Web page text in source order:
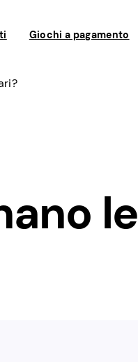
Giochi a pagamento